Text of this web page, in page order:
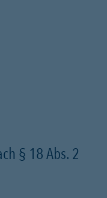
§ 18 Abs. 2